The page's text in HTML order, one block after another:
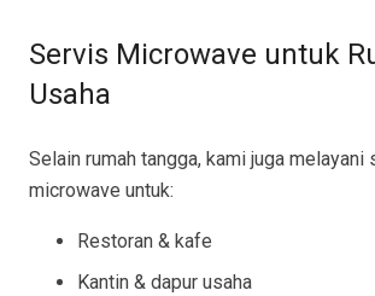
Servis Microwave untuk
Usaha
Selain rumah tangga, kami juga melayani
microwave untuk:
Restoran & kafe
Kantin & dapur usaha